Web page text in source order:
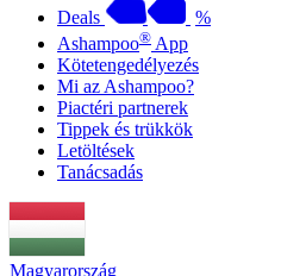
Deals
%
Ashampoo® App
Kötetengedélyezés
Mi az Ashampoo?
Piactéri partnerek
Tippek és trükkök
Letöltések
Tanácsadás
Magyarország